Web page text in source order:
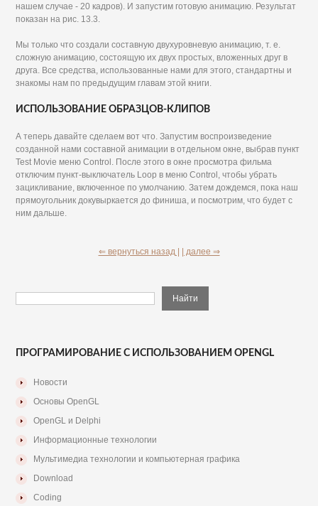
нашем случае - 20 кадров). И запустим готовую анимацию. Результат
показан на рис. 13.3.
Мы только что создали составную двухуровневую анимацию, т. е.
сложную анимацию, состоящую их двух простых, вложенных друг в
друга. Все средства, использованные нами для этого, стандартны и
знакомы нам по предыдущим главам этой книги.
ИСПОЛЬЗОВАНИЕ ОБРАЗЦОВ-КЛИПОВ
А теперь давайте сделаем вот что. Запустим воспроизведение
созданной нами составной анимации в отдельном окне, выбрав пункт
Test Movie меню Control. После этого в окне просмотра фильма
отключим пункт-выключатель Loop в меню Control, чтобы убрать
зацикливание, включенное по умолчанию. Затем дождемся, пока наш
прямоугольник докувыркается до финиша, и посмотрим, что будет с
ним дальше.
⇐ вернуться назад | | далее ⇒
ПРОГРАМИРОВАНИЕ С ИСПОЛЬЗОВАНИЕМ OPENGL
Новости
Основы OpenGL
OpenGL и Delphi
Информационные технологии
Мультимедиа технологии и компьютерная графика
Download
Coding